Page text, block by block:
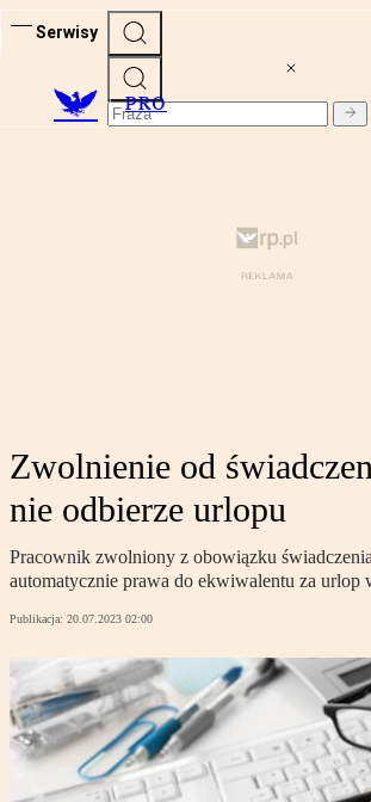
Serwisy
PRO
Zwolnienie od
nie odbierze urlopu
Pracownik zwolniony z obowiązku
automatycznie prawa do ekwiwalentu za urlop
Publikacja: 20.07.2023 02:00